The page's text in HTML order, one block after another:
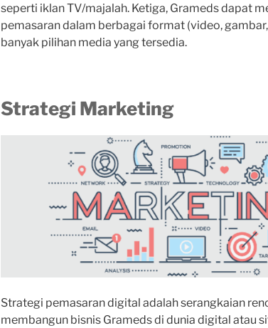
seperti iklan TV/majalah. Ketiga, Grameds dapat
pemasaran dalam berbagai format (video,
banyak pilihan media yang tersedia.
Strategi Marketing
Strategi pemasaran digital adalah serangkaian
membangun bisnis Grameds di dunia digital atau